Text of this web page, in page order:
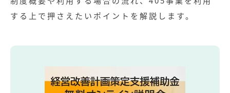
する上で押さえたいポイントを解説します。